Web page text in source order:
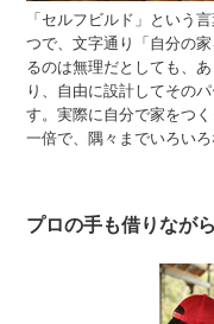
「セルフビルド」という
つで、文字通り「自分の
るのは無理だとしても、
り、自由に設計してその
す。実際に自分で家をつ
一倍で、隅々までいろい
プロの手も借りながら